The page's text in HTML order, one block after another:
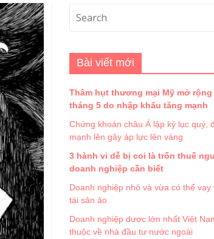
Bài viết mới
Thâm hụt thương mại Mỹ mở
tháng 5 do nhập khẩu tăng mạnh
Chứng khoán châu Á lập kỷ lục quý,
mạnh lên gây áp lực lên vàng
3 hành vi dễ bị coi là trốn thuế
doanh nghiệp cần biết
Doanh nghiệp nhỏ và vừa có thể vay
tài sản ảo
Doanh nghiệp dược lớn nhất Việt
thuộc về nhà đầu tư nước ngoài